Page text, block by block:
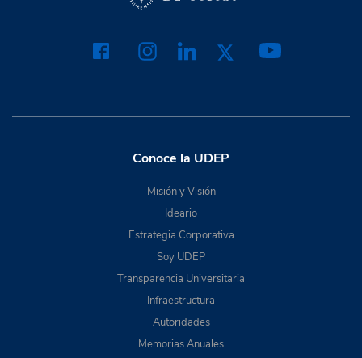
Conoce la UDEP
Misión y Visión
Ideario
Estrategia Corporativa
Soy UDEP
Transparencia Universitaria
Infraestructura
Autoridades
Memorias Anuales